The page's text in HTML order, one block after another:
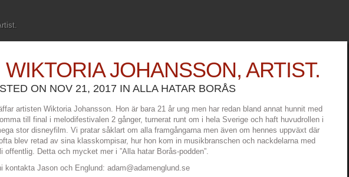
WIKTORIA JOHANSSON, ARTIST.
ON NOV 21, 2017 INALLA HATAR BORÅS
artisten Wiktoria Johansson. Hon är bara 21 år ung men har redan bland annat hunnit med
till final i melodifestivalen 2 gånger, turnerat runt om i hela Sverige och haft huvudrollen i
stor disneyfilm. Vi pratar såklart om alla framgångarna men även om hennes uppväxt där
blev retad av sina klasskompisar, hur hon kom in musikbranschen och nackdelarna med
offentlig. Detta och mycket mer i ”Alla hatar Borås-podden”.
kontakta Jason och Englund: adam@adamenglund.se